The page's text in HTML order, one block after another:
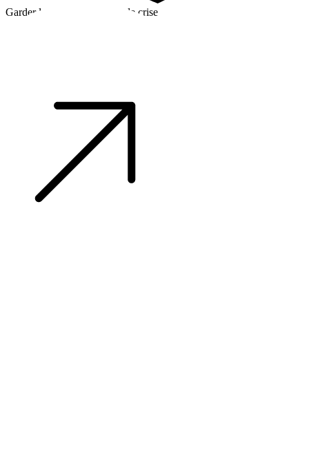
Garder la tête froide en cas de crise